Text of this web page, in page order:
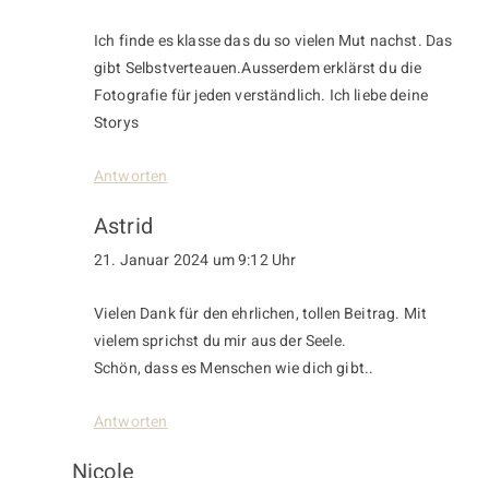
Ich finde es klasse das du so vielen Mut nachst. Das
gibt Selbstverteauen.Ausserdem erklärst du die
Fotografie für jeden verständlich. Ich liebe deine
Storys
Antworten
Astrid
21. Januar 2024 um 9:12 Uhr
Vielen Dank für den ehrlichen, tollen Beitrag. Mit
vielem sprichst du mir aus der Seele.
Schön, dass es Menschen wie dich gibt..
Antworten